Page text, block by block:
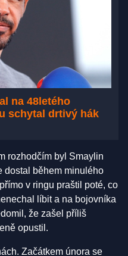
na 48letého
schytal drtivý hák
rozhodčím byl Smaylin
dostal během minulého
v ringu praštil poté, co
líbit a na bojovníka
že zašel příliš
opustil.
Začátkem února se